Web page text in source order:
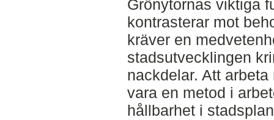
Grönytornas viktiga
kontrasterar mot
kräver en
stadsutvecklingen
nackdelar. Att
vara en metod i
hållbarhet i